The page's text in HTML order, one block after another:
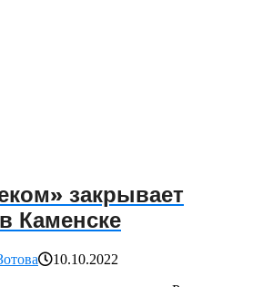
закрывает
Каменске
10.10.2022